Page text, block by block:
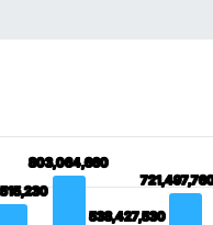
803,064,660
803,064,660
538,427,530
538,427,530